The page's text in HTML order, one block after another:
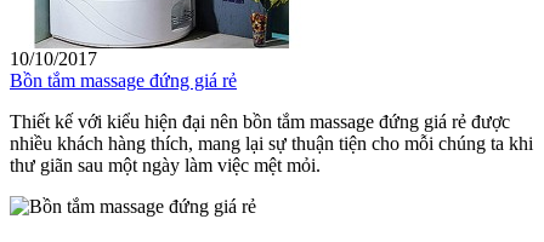
10/10/2017
Bồn tắm massage đứng giá rẻ
Thiết kế với kiểu hiện đại nên bồn tắm massage đứng giá rẻ được
nhiều khách hàng thích, mang lại sự thuận tiện cho mỗi chúng ta khi
thư giãn sau một ngày làm việc mệt mỏi.